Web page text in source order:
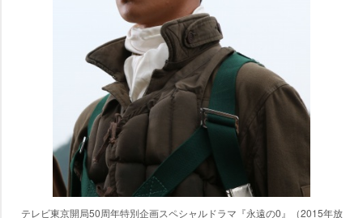
テレビ東京開局50周年特別企画スペシャルドラマ『永遠の0』（2015年放